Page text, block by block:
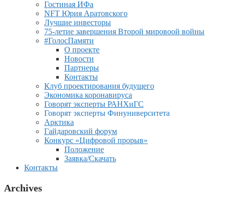
Гостиная ИФа
NFT Юрия Аратовского
Лучшие инвесторы
75-летие завершения Второй мировоой войны
#ГолосПамяти
О проекте
Новости
Партнеры
Контакты
Клуб проектирования будущего
Экономика коронавируса
Говорят эксперты РАНХиГС
Говорят эксперты Финуниверситета
Арктика
Гайдаровский форум
Конкурс «Цифровой прорыв»
Положение
Заявка/Скачать
Контакты
Archives